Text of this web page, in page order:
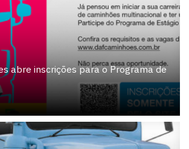
abre inscrições para o Programa de